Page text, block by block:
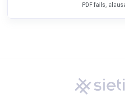
PDF fails,